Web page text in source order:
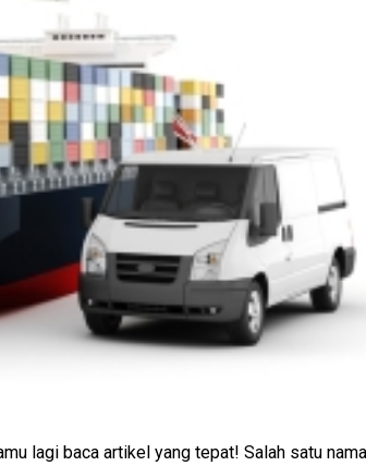
lagi baca artikel yang tepat! Salah satu